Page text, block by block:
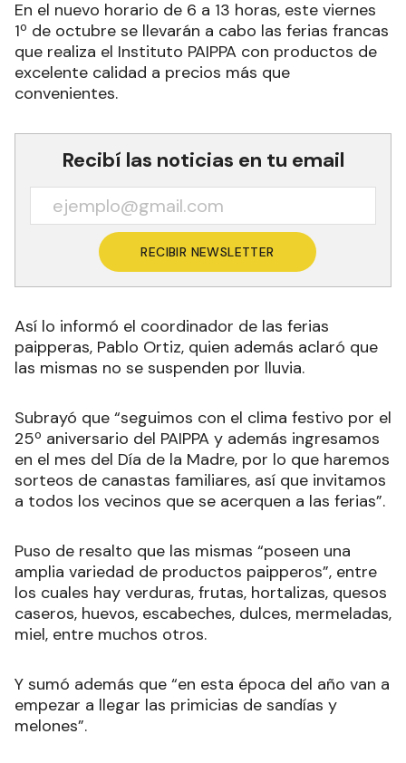
En el nuevo horario de 6 a 13 horas, este viernes
1º de octubre se llevarán a cabo las ferias francas
que realiza el Instituto PAIPPA con productos de
excelente calidad a precios más que
convenientes.
Recibí las noticias en tu email
RECIBIR NEWSLETTER
Así lo informó el coordinador de las ferias
paipperas, Pablo Ortiz, quien además aclaró que
las mismas no se suspenden por lluvia.
Subrayó que “seguimos con el clima festivo por el
25º aniversario del PAIPPA y además ingresamos
en el mes del Día de la Madre, por lo que haremos
sorteos de canastas familiares, así que invitamos
a todos los vecinos que se acerquen a las ferias”.
Puso de resalto que las mismas “poseen una
amplia variedad de productos paipperos”, entre
los cuales hay verduras, frutas, hortalizas, quesos
caseros, huevos, escabeches, dulces, mermeladas,
miel, entre muchos otros.
Y sumó además que “en esta época del año van a
empezar a llegar las primicias de sandías y
melones”.